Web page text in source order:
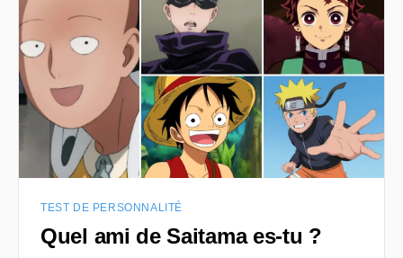
TEST DE PERSONNALITÉ
Quel ami de Saitama es-tu ?